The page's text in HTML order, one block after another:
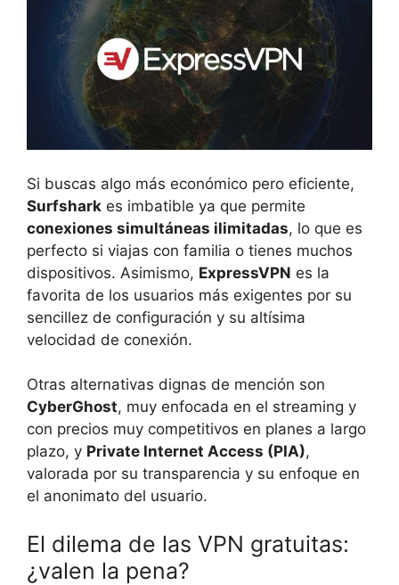
Si buscas algo más económico pero eficiente,
Surfshark es imbatible ya que permite
conexiones simultáneas ilimitadas, lo que es
perfecto si viajas con familia o tienes muchos
dispositivos. Asimismo, ExpressVPN es la
favorita de los usuarios más exigentes por su
sencillez de configuración y su altísima
velocidad de conexión.
Otras alternativas dignas de mención son
CyberGhost, muy enfocada en el streaming y
con precios muy competitivos en planes a largo
plazo, y Private Internet Access (PIA),
valorada por su transparencia y su enfoque en
el anonimato del usuario.
El dilema de las VPN gratuitas:
¿valen la pena?